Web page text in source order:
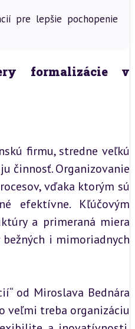
pre lepšie pochopenie
formalizácie v
firmu, stredne veľkú
činnosť. Organizovanie
vďaka ktorým sú
efektívne. Kľúčovým
a primeraná miera
i mimoriadnych
od Miroslava Bednára
veľmi treba organizáciu